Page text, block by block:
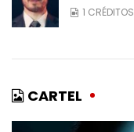
1 CRÉDITOS
CARTEL